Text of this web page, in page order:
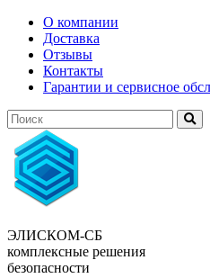
О компании
Доставка
Отзывы
Контакты
Гарантии и сервисное
ЭЛИСКОМ-СБ
комплексные решения
безопасности